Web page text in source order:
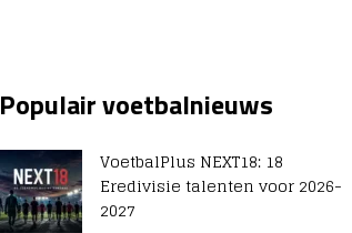
Populair voetbalnieuws
VoetbalPlus NEXT18: 18
Eredivisie talenten voor 2026-
2027